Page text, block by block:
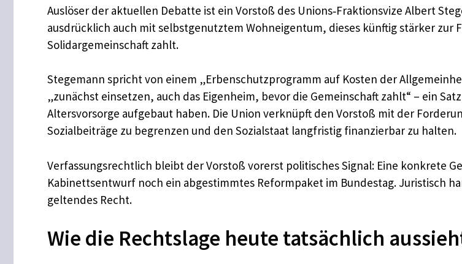
Auslöser der aktuellen Debatte ist ein Vorstoß des Unions‑Fraktionsvize Albert
ausdrücklich auch mit selbstgenutztem Wohneigentum, dieses künftig stärker zur
Solidargemeinschaft zahlt.
Stegemann spricht von einem „Erbenschutzprogramm auf Kosten der
„zunächst einsetzen, auch das Eigenheim, bevor die Gemeinschaft zahlt“ – ein
Altersvorsorge aufgebaut haben. Die Union verknüpft den Vorstoß mit der
Sozialbeiträge zu begrenzen und den Sozialstaat langfristig finanzierbar zu halten.
Verfassungsrechtlich bleibt der Vorstoß vorerst politisches Signal: Eine konkrete
Kabinettsentwurf noch ein abgestimmtes Reformpaket im Bundestag. Juristisch
geltendes Recht.
Wie die Rechtslage heute tatsächlich